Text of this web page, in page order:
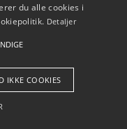
Aps
du alle cookies i
Detaljer
IKKE COOKIES